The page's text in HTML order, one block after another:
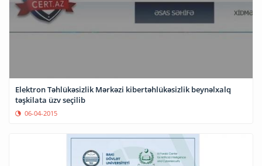
Elektron Təhlükəsizlik Mərkəzi kibertəhlükəsizlik beynəlxalq
təşkilata üzv seçilib
06-04-2015